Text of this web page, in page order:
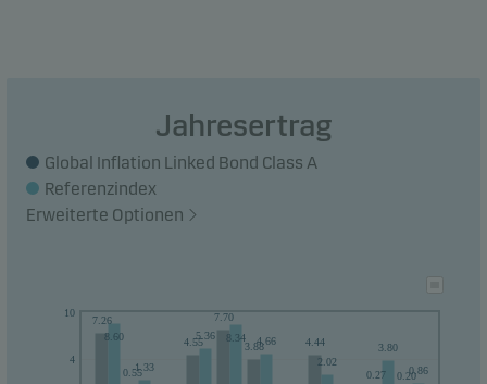
Jahresertrag
Global Inflation Linked Bond Class A
Referenzindex
Erweiterte Optionen
4
10
7.26
0.55
4.55
7.70
3.88 4.44
0.27 0.20
8.60
1.33
5.36 8.34 4.66
2.02
3.80
0.86